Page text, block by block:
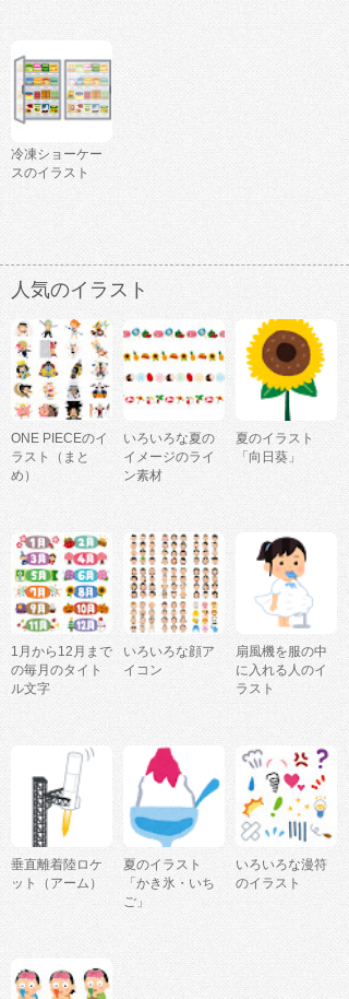
冷凍ショーケー
スのイラスト
人気のイラスト
ONE PIECEのイ
ラスト（まと
め）
いろいろな夏の
イメージのライ
ン素材
夏のイラスト
「向日葵」
1月から12月まで
の毎月のタイト
ル文字
いろいろな顔ア
イコン
扇風機を服の中
に入れる人のイ
ラスト
垂直離着陸ロケ
ット（アーム）
夏のイラスト
「かき氷・いち
ご」
いろいろな漫符
のイラスト